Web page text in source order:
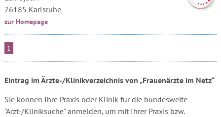
76185 Karlsruhe
zur Homepage
1
Eintrag im Ärzte-/Klinikverzeichnis von „Frauenärzte im Netz“
Sie können Ihre Praxis oder Klinik für die bundesweite
"Arzt-/Kliniksuche" anmelden, um mit Ihrer Praxis bzw.